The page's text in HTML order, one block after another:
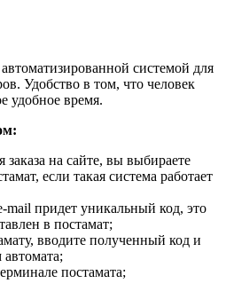
системой для
Удобство в том, что человек
удобное время.
на сайте, вы выбираете
если такая система работает
mail придет уникальный код, это
в постамат;
вводите полученный код и
постамата;